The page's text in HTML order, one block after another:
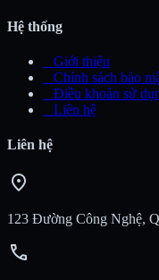
Hệ thống
Giới thiệu
Chính sách bảo
Điều khoản sử
Liên hệ
Liên hệ
location_on
123 Đường Công Nghệ,
call